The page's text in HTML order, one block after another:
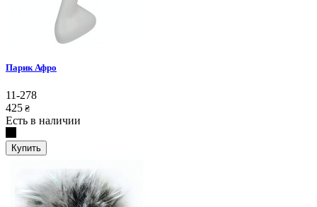
Парик Афро
11-278
425 ₴
Есть в наличии
Купить